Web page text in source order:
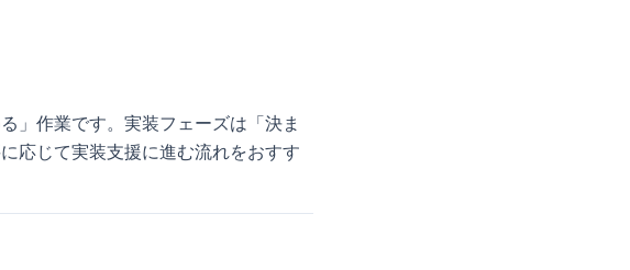
」作業です。実装フェーズは「決ま
応じて実装支援に進む流れをおすす